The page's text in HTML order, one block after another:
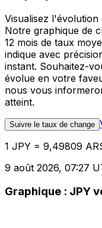
Visualisez
Notre graphique de
12 mois de taux
indique avec
instant. Souhaitez-
évolue en votre
nous vous
atteint.
Suivre le taux de change
1 JPY = 9,49809
9 août 2026, 07:27
Graphique : JPY